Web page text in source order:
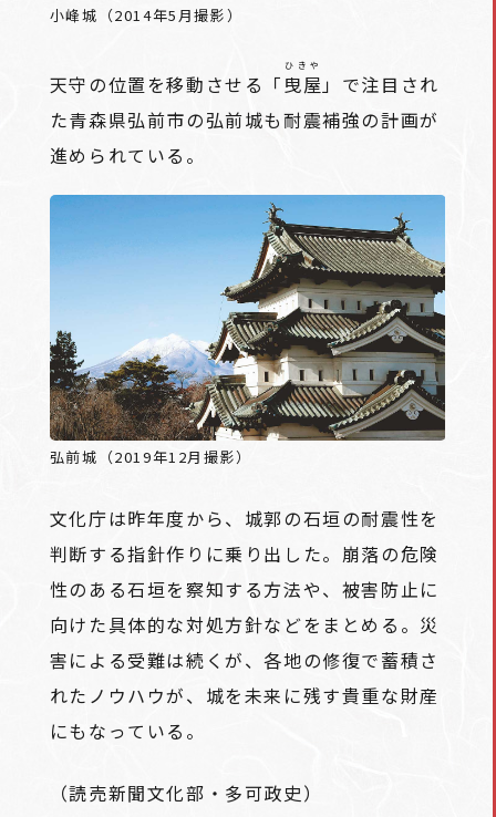
小峰城（2014年5月撮影）
天守の位置を移動させる「 曳屋
ひきや
」で注目され
た青森県弘前市の弘前城も耐震補強の計画が
進められている。
弘前城（2019年12月撮影）
文化庁は昨年度から、城郭の石垣の耐震性を
判断する指針作りに乗り出した。崩落の危険
性のある石垣を察知する方法や、被害防止に
向けた具体的な対処方針などをまとめる。災
害による受難は続くが、各地の修復で蓄積さ
れたノウハウが、城を未来に残す貴重な財産
にもなっている。
（読売新聞文化部・多可政史）